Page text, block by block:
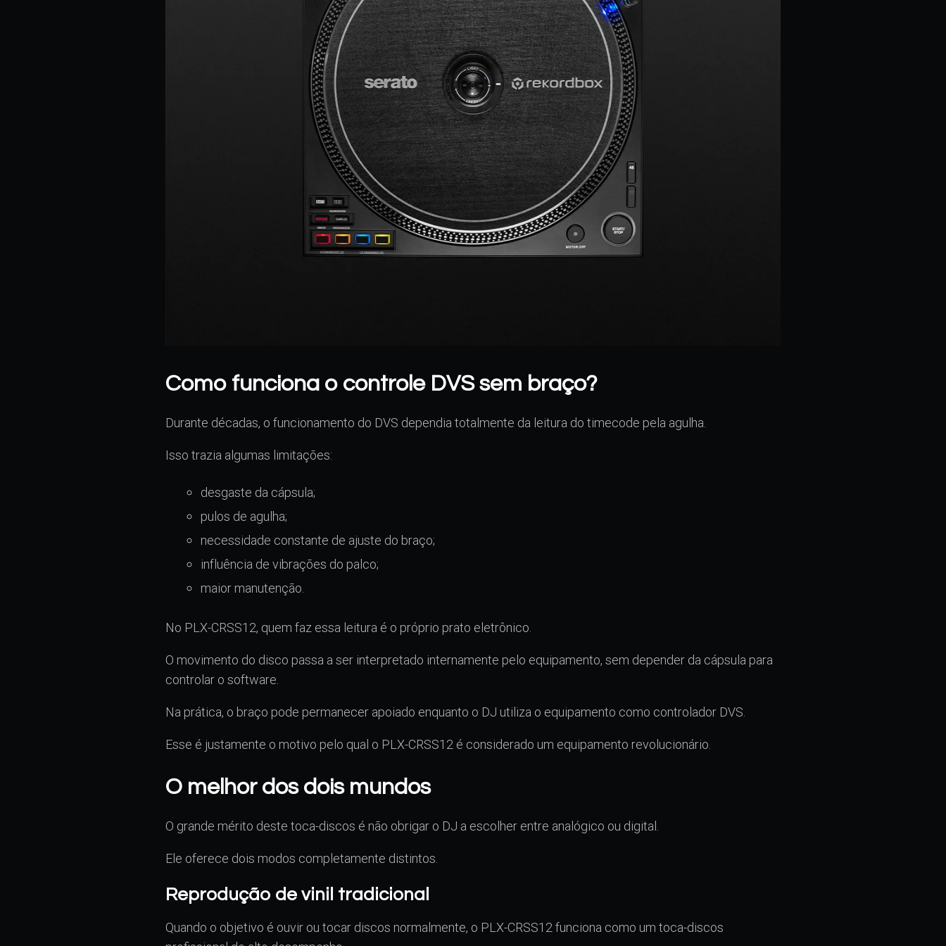
Como funciona o controle DVS sem braço?
Durante décadas, o funcionamento do DVS dependia totalmente da leitura do timecode pela agulha.
Isso trazia algumas limitações:
desgaste da cápsula;
pulos de agulha;
necessidade constante de ajuste do braço;
influência de vibrações do palco;
maior manutenção.
No PLX-CRSS12, quem faz essa leitura é o próprio prato eletrônico.
O movimento do disco passa a ser interpretado internamente pelo equipamento, sem depender da cápsula para
controlar o software.
Na prática, o braço pode permanecer apoiado enquanto o DJ utiliza o equipamento como controlador DVS.
Esse é justamente o motivo pelo qual o PLX-CRSS12 é considerado um equipamento revolucionário.
O melhor dos dois mundos
O grande mérito deste toca-discos é não obrigar o DJ a escolher entre analógico ou digital.
Ele oferece dois modos completamente distintos.
Reprodução de vinil tradicional
Quando o objetivo é ouvir ou tocar discos normalmente, o PLX-CRSS12 funciona como um toca-discos